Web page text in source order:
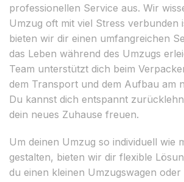
professionellen Service aus. Wir
Umzug oft mit viel Stress verbunden
bieten wir dir einen umfangreichen
das Leben während des Umzugs
Team unterstützt dich beim
dem Transport und dem Aufbau am
Du kannst dich entspannt
dein neues Zuhause freuen.
Um deinen Umzug so individuell wie
gestalten, bieten wir dir flexible
du einen kleinen Umzugswagen